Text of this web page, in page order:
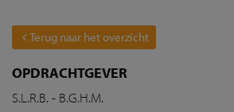
Terug naar het overzicht
OPDRACHTGEVER
S.L.R.B. - B.G.H.M.